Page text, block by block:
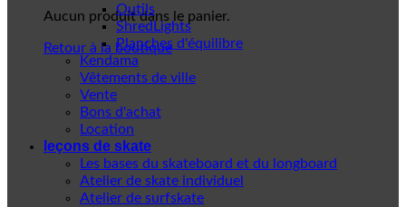
Aucun produit dans le panier.
Retour à la boutique
Outils
ShredLights
Planches d'équilibre
Kendama
Vêtements de ville
Vente
Bons d'achat
Location
leçons de skate
Les bases du skateboard et du longboard
Atelier de skate individuel
Atelier de surfskate